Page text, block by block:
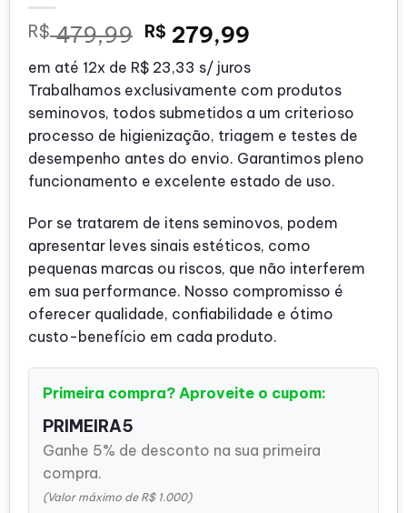
R$479,99 O
preço
original
era:
R$ 479,99.
R$ 279,99
atual
é:
R$ 279,99.
em até 12x de R$ 23,33 s/ juros
Trabalhamos exclusivamente com produtos
seminovos, todos submetidos a um criterioso
processo de higienização, triagem e testes de
desempenho antes do envio. Garantimos pleno
funcionamento e excelente estado de uso.
Por se tratarem de itens seminovos, podem
apresentar leves sinais estéticos, como
pequenas marcas ou riscos, que não interferem
em sua performance. Nosso compromisso é
oferecer qualidade, confiabilidade e ótimo
custo-benefício em cada produto.
Primeira compra? Aproveite o cupom:
PRIMEIRA5
Ganhe 5% de desconto na sua primeira
compra.
(Valor máximo de R$ 1.000)